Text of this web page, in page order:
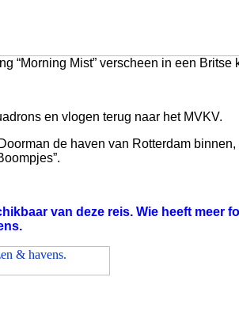
“Morning Mist” verscheen in een Britse
en vlogen terug naar het MVKV.
de haven van Rotterdam binnen,
van deze reis. Wie heeft meer